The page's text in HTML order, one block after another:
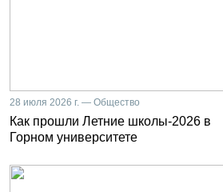
28 июля 2026 г. — Общество
Как прошли Летние школы-2026 в
Горном университете